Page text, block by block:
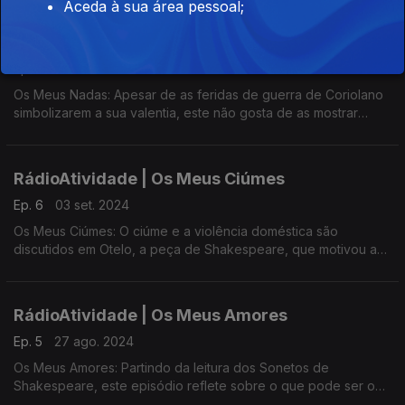
Os Meus Nadas: Apesar de as feridas de guerra de Coriolano
simbolizarem a sua valentia, este não gosta de as mostrar
RádioAtividade | Os Meus Ciúmes
Ep. 6
03 set. 2024
Os Meus Ciúmes: O ciúme e a violência doméstica são
discutidos em Otelo, a peça de Shakespeare, que motivou a
RádioAtividade | Os Meus Amores
Ep. 5
27 ago. 2024
Os Meus Amores: Partindo da leitura dos Sonetos de
Shakespeare, este episódio reflete sobre o que pode ser o
Aceda à sua área pessoal;